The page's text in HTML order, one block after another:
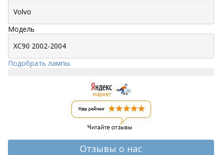
Модель
Подобрать лампы
Отзывы о нас